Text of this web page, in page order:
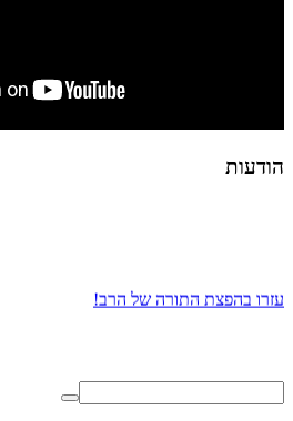
הודעות
עזרו בהפצת התורה של הרב!